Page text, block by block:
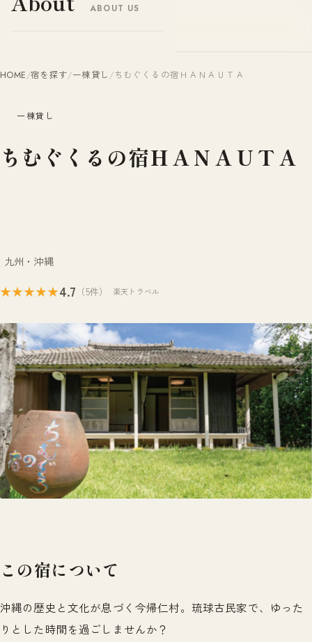
ABOUT US
HOME/宿を探す/一棟貸し /ちむぐくるの宿ＨＡＮＡＵＴＡ
一棟貸し
ちむぐくるの宿ＨＡＮＡＵＴＡ
九州・沖縄
★★★★★4.7 （5件） 楽天トラベル
この宿について
沖縄の歴史と文化が息づく今帰仁村。琉球古民家で、ゆった
りとした時間を過ごしませんか？